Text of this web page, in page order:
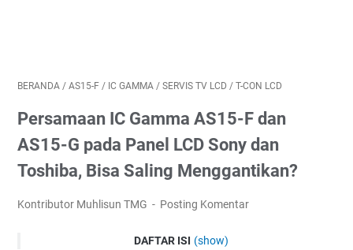
BERANDA / AS15-F / IC GAMMA / SERVIS TV LCD / T-CON LCD
Persamaan IC Gamma AS15-F dan
AS15-G pada Panel LCD Sony dan
Toshiba, Bisa Saling Menggantikan?
Kontributor Muhlisun TMG Posting Komentar
DAFTAR ISI (show)